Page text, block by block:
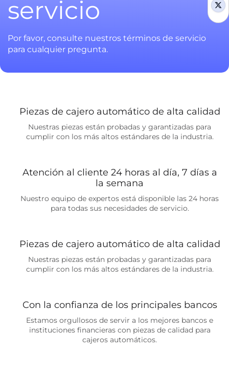
servicio
Por favor, consulte nuestros términos de servicio
para cualquier pregunta.
Piezas de cajero automático de alta calidad
Nuestras piezas están probadas y garantizadas para
cumplir con los más altos estándares de la industria.
Atención al cliente 24 horas al día, 7 días a
la semana
Nuestro equipo de expertos está disponible las 24 horas
para todas sus necesidades de servicio.
Piezas de cajero automático de alta calidad
Nuestras piezas están probadas y garantizadas para
cumplir con los más altos estándares de la industria.
Con la confianza de los principales bancos
Estamos orgullosos de servir a los mejores bancos e
instituciones financieras con piezas de calidad para
cajeros automáticos.